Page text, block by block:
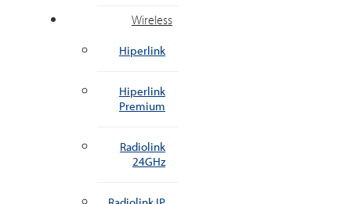
Wireless
Hiperlink
Hiperlink
Premium
Radiolink
24GHz